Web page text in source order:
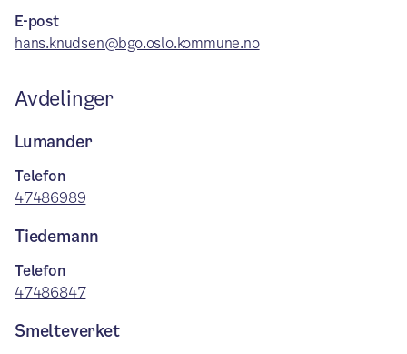
E-post
hans.knudsen@bgo.oslo.kommune.no
Avdelinger
Lumander
Telefon
47486989
Tiedemann
Telefon
47486847
Smelteverket